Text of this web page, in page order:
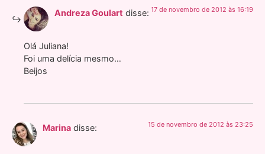
Andreza Goulart disse: 17 de novembro de 2012 às 16:19
Olá Juliana!
Foi uma delícia mesmo…
Beijos
Marina disse: 15 de novembro de 2012 às 23:25